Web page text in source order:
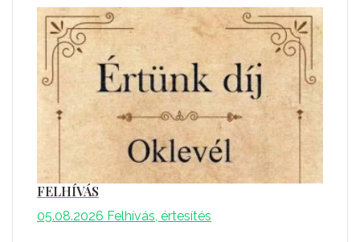
FELHÍVÁS
05.08.2026 Felhívás, értesítés